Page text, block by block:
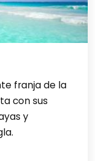
franja de la
con sus
y